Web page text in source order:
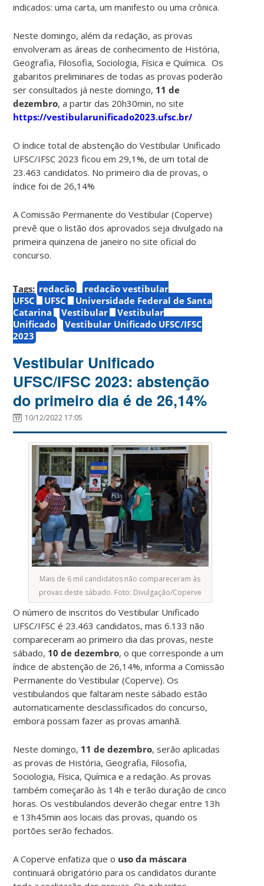
indicados: uma carta, um manifesto ou uma crônica.
Neste domingo, além da redação, as provas
envolveram as áreas de conhecimento de História,
Geografia, Filosofia, Sociologia, Física e Química. Os
gabaritos preliminares de todas as provas poderão
ser consultados já neste domingo, 11 de
dezembro, a partir das 20h30min, no site
https://vestibularunificado2023.ufsc.br/
O índice total de abstenção do Vestibular Unificado
UFSC/IFSC 2023 ficou em 29,1%, de um total de
23.463 candidatos. No primeiro dia de provas, o
índice foi de 26,14%
A Comissão Permanente do Vestibular (Coperve)
prevê que o listão dos aprovados seja divulgado na
primeira quinzena de janeiro no site oficial do
concurso.
Tags: redação
redação vestibular
UFSC
UFSC
Universidade Federal de Santa
Catarina
Vestibular
Vestibular
Unificado
Vestibular Unificado UFSC/IFSC
2023
Vestibular Unificado
UFSC/IFSC 2023: abstenção
do primeiro dia é de 26,14%
10/12/2022 17:05
Mais de 6 mil candidatos não compareceram às
provas deste sábado. Foto: Divulgação/Coperve
O número de inscritos do Vestibular Unificado
UFSC/IFSC é 23.463 candidatos, mas 6.133 não
compareceram ao primeiro dia das provas, neste
sábado, 10 de dezembro, o que corresponde a um
índice de abstenção de 26,14%, informa a Comissão
Permanente do Vestibular (Coperve). Os
vestibulandos que faltaram neste sábado estão
automaticamente desclassificados do concurso,
embora possam fazer as provas amanhã.
Neste domingo, 11 de dezembro, serão aplicadas
as provas de História, Geografia, Filosofia,
Sociologia, Física, Química e a redação. As provas
também começarão às 14h e terão duração de cinco
horas. Os vestibulandos deverão chegar entre 13h
e 13h45min aos locais das provas, quando os
portões serão fechados.
A Coperve enfatiza que o uso da máscara
continuará obrigatório para os candidatos durante